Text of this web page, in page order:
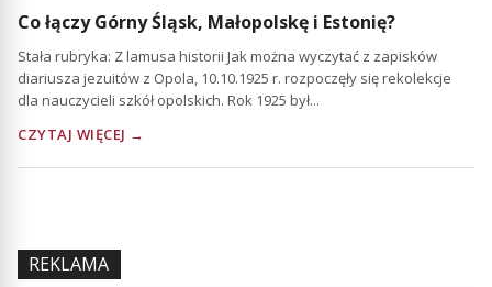
Co łączy Górny Śląsk, Małopolskę i Estonię?
Stała rubryka: Z lamusa historii Jak można wyczytać z zapisków
diariusza jezuitów z Opola, 10.10.1925 r. rozpoczęły się rekolekcje
dla nauczycieli szkół opolskich. Rok 1925 był...
CZYTAJ WIĘCEJ →
REKLAMA